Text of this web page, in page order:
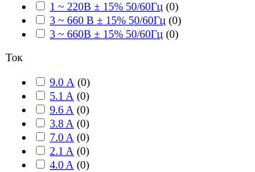
1 ~ 220В ± 15% 50/60Гц (0)
3 ~ 660 В ± 15% 50/60Гц (0)
3 ~ 660В ± 15% 50/60Гц (0)
Ток
9.0 А (0)
5.1 A (0)
9.6 A (0)
3.8 A (0)
7.0 A (0)
2.1 A (0)
4.0 A (0)